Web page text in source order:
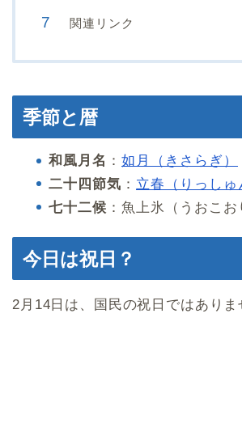
関連リンク
季節と暦
和風月名 ： 如月（きさらぎ）
二十四節気 ： 立春（りっしゅ
七十二候 ：魚上氷（うおこお
今日は祝日？
2月14日は、国民の祝日ではありま